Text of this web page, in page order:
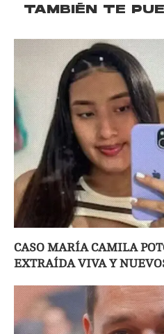
TAMBIÉN TE
CASO MARÍA CAMILA
EXTRAÍDA VIVA Y